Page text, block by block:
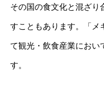
その国の食文化と混ざり
すこともあります。「メ
て観光・飲食産業におい
す。